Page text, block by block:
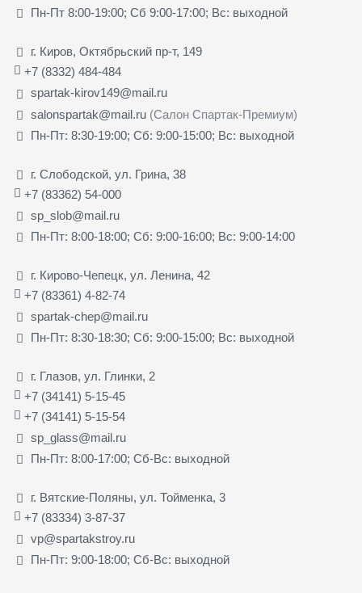
Пн-Пт 8:00-19:00; Сб 9:00-17:00; Вс: выходной
г. Киров, Октябрьский пр-т, 149
+7 (8332) 484-484
spartak-kirov149@mail.ru
salonspartak@mail.ru (Салон Спартак-Премиум)
Пн-Пт: 8:30-19:00; Сб: 9:00-15:00; Вс: выходной
г. Слободской, ул. Грина, 38
+7 (83362) 54-000
sp_slob@mail.ru
Пн-Пт: 8:00-18:00; Сб: 9:00-16:00; Вс: 9:00-14:00
г. Кирово-Чепецк, ул. Ленина, 42
+7 (83361) 4-82-74
spartak-chep@mail.ru
Пн-Пт: 8:30-18:30; Сб: 9:00-15:00; Вс: выходной
г. Глазов, ул. Глинки, 2
+7 (34141) 5-15-45
+7 (34141) 5-15-54
sp_glass@mail.ru
Пн-Пт: 8:00-17:00; Сб-Вс: выходной
г. Вятские-Поляны, ул. Тойменка, 3
+7 (83334) 3-87-37
vp@spartakstroy.ru
Пн-Пт: 9:00-18:00; Сб-Вс: выходной